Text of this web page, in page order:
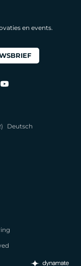
en events.
Deutsch